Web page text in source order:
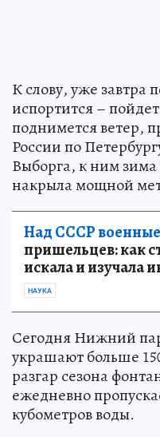
К слову, уже завтра
испортится –
поднимется ветер,
России по
Выборга, к ним зима
накрыла мощной
Над СССР военные
пришельцев: как
искала и изучала
НАУКА
Сегодня Нижний
украшают больше
разгар сезона
ежедневно
кубометров воды.